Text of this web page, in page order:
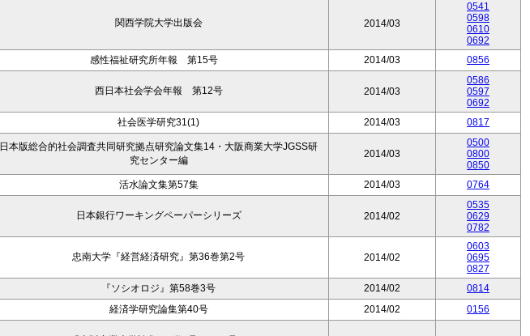
関西学院大学出版会 2014/03
0541
0598
0610
0692
感性福祉研究所年報 第15号 2014/03 0856
西日本社会学会年報 第12号 2014/03
0586
0597
0692
社会医学研究31(1) 2014/03 0817
日本版総合的社会調査共同研究拠点研究論文集14・大阪商業大学JGSS研
究センター編
2014/03
0500
0800
0850
活水論文集第57集 2014/03 0764
日本銀行ワーキングペーパーシリーズ 2014/02
0535
0629
0782
忠南大学『経営経済研究』第36巻第2号 2014/02
0603
0695
0827
『ソシオロジ』第58巻3号 2014/02
0814
経済学研究論集第40号 2014/02 0156